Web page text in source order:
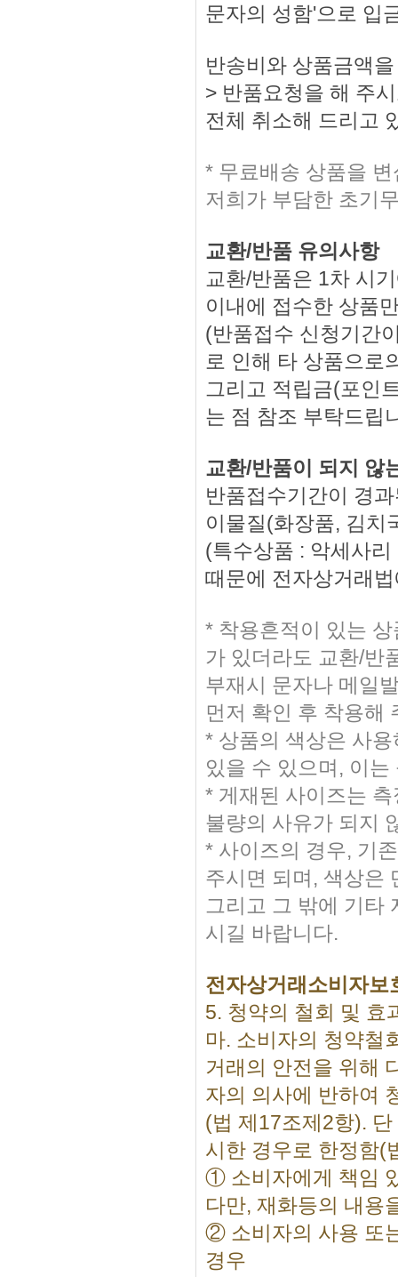
문자의 성함'으로 입
반송비와 상품금액
> 반품요청을 해 주
전체 취소해 드리고
* 무료배송 상품을
저희가 부담한 초기
교환/반품 유의사항
교환/반품은 1차 시
이내에 접수한 상품
(반품접수 신청기간
로 인해 타 상품으로
그리고 적립금(포인
는 점 참조 부탁드립
교환/반품이 되지 않
반품접수기간이 경
이물질(화장품, 김치
(특수상품 : 악세사
때문에 전자상거래
* 착용흔적이 있는
가 있더라도 교환/반
부재시 문자나 메일
먼저 확인 후 착용해
* 상품의 색상은 사
있을 수 있으며, 이
* 게재된 사이즈는
불량의 사유가 되지
* 사이즈의 경우, 기
주시면 되며, 색상은
그리고 그 밖에 기타
시길 바랍니다.
전자상거래소비자보
5. 청약의 철회 및 효
마. 소비자의 청약철
거래의 안전을 위해
자의 의사에 반하여
(법 제17조제2항).
시한 경우로 한정함(
① 소비자에게 책임
다만, 재화등의 내용
② 소비자의 사용 또
경우